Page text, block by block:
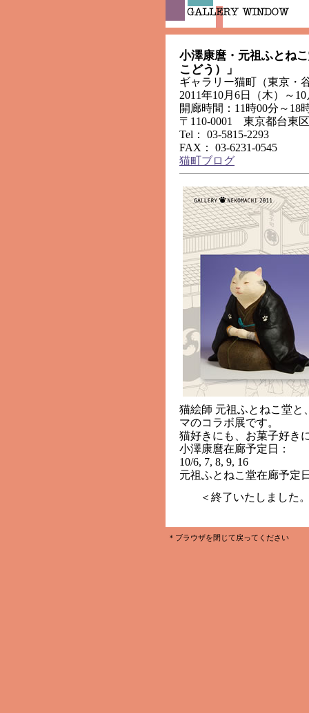
小澤康麿・元祖ふとね
こどう）」
ギャラリー猫町（東京・
2011年10月6日（木）～
開廊時間：11時00分～18
〒110-0001 東京都台東
Tel： 03-5815-2293
FAX： 03-6231-0545
猫町ブログ
猫絵師 元祖ふとねこ堂と
マのコラボ展です。
猫好きにも、お菓子好き
小澤康麿在廊予定日：
10/6, 7, 8, 9, 16
元祖ふとねこ堂在廊予定
＜終了いたしました
＊ブラウザを閉じて戻ってください